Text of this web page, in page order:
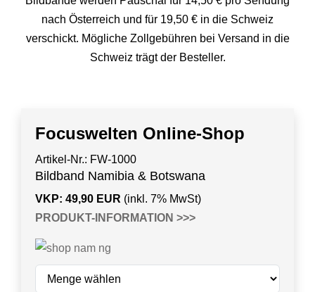
nach Österreich und für 19,50 € in die Schweiz
verschickt. Mögliche Zollgebühren bei Versand in die
Schweiz trägt der Besteller.
Focuswelten Online-Shop
Artikel-Nr.: FW-1000
Bildband Namibia & Botswana
VKP: 49,90 EUR (inkl. 7% MwSt)
PRODUKT-INFORMATION >>>